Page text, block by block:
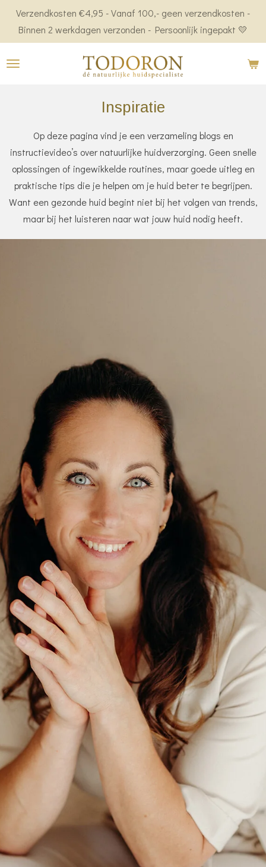
Ga
direct
de
Verzendkosten €4,95 - Vanaf 100,- geen verzendkosten -
Binnen 2 werkdagen verzonden - Persoonlijk ingepakt 💛
Inspiratie
Op deze pagina vind je een verzameling blogs en
instructievideo’s over natuurlijke huidverzorging. Geen snelle
oplossingen of ingewikkelde routines, maar goede uitleg en
praktische tips die je helpen om je huid beter te begrijpen.
Want een gezonde huid begint niet bij het volgen van trends,
maar bij het luisteren naar wat jouw huid nodig heeft.